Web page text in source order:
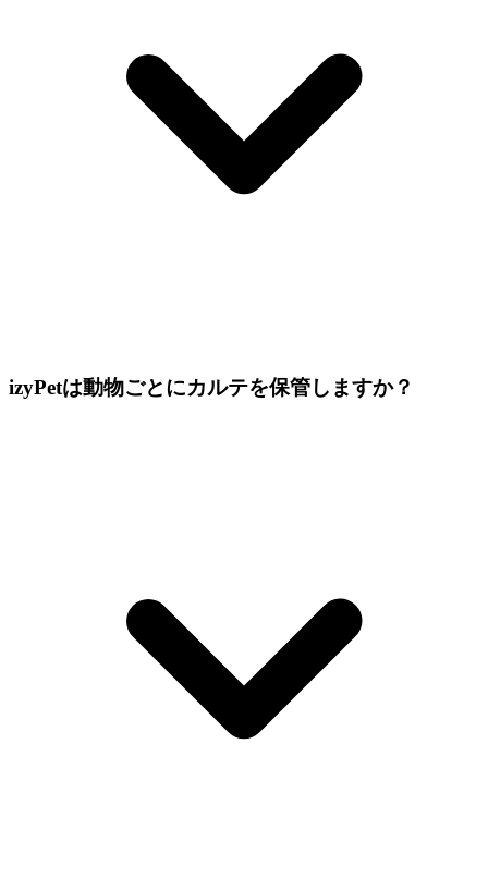
izyPetは動物ごとにカルテを保管しますか？